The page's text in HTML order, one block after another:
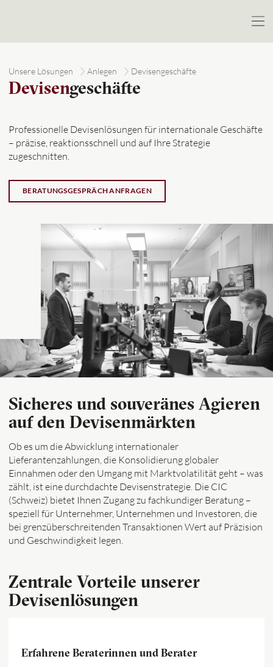
Unsere Lösungen Anlegen Devisengeschäfte
Devisengeschäfte
Professionelle Devisenlösungen für internationale Geschäfte
– präzise, reaktionsschnell und auf Ihre Strategie
zugeschnitten.
BERATUNGSGESPRÄCH ANFRAGEN
Sicheres und souveränes Agieren
auf den Devisenmärkten
Ob es um die Abwicklung internationaler
Lieferantenzahlungen, die Konsolidierung globaler
Einnahmen oder den Umgang mit Marktvolatilität geht – was
zählt, ist eine durchdachte Devisenstrategie. Die CIC
(Schweiz) bietet Ihnen Zugang zu fachkundiger Beratung –
speziell für Unternehmer, Unternehmen und Investoren, die
bei grenzüberschreitenden Transaktionen Wert auf Präzision
und Geschwindigkeit legen.
Zentrale Vorteile unserer
Devisenlösungen
Erfahrene Beraterinnen und Berater